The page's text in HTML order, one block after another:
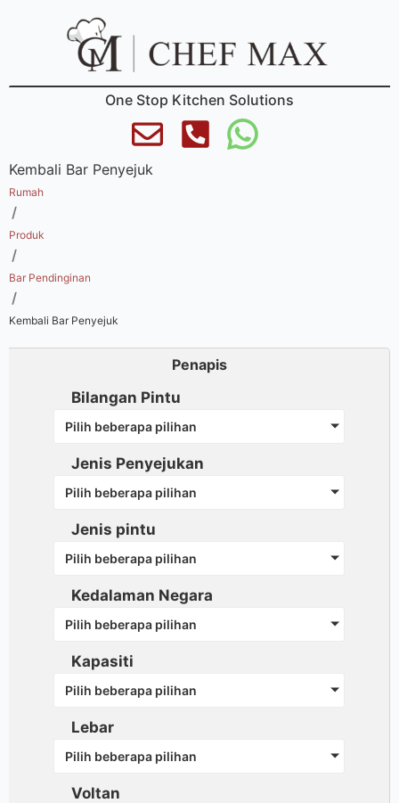
One Stop Kitchen Solutions
Kembali Bar Penyejuk
Rumah
/
Produk
/
Bar Pendinginan
/
Kembali Bar Penyejuk
Penapis
Bilangan Pintu
Pilih beberapa pilihan
Jenis Penyejukan
Pilih beberapa pilihan
Jenis pintu
Pilih beberapa pilihan
Kedalaman Negara
Pilih beberapa pilihan
Kapasiti
Pilih beberapa pilihan
Lebar
Pilih beberapa pilihan
Voltan